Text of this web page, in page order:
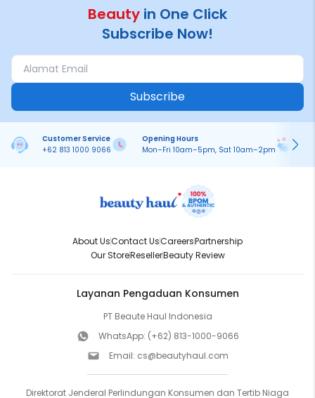
Beauty in One Click
Subscribe Now!
Subscribe
Customer Service
+62 813 1000 9066
Opening Hours
Mon–Fri 10am–5pm, Sat 10am–2pm
About UsContact UsCareersPartnership
Our StoreResellerBeauty Review
Layanan Pengaduan Konsumen
PT Beaute Haul Indonesia
WhatsApp: (+62) 813-1000-9066
Email: cs@beautyhaul.com
Direktorat Jenderal Perlindungan Konsumen dan Tertib Niaga